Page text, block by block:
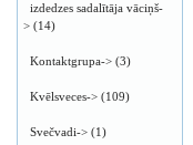
izdedzes sadalītāja vāciņš-
> (14)
Kontaktgrupa-> (3)
Kvēlsveces-> (109)
Svečvadi-> (1)